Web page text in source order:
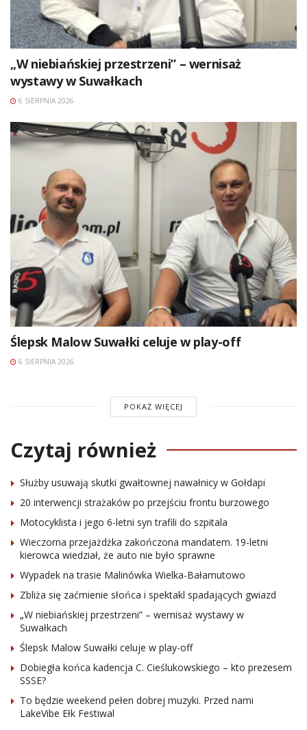
„W niebiańskiej przestrzeni” – wernisaż
wystawy w Suwałkach
6 SIERPNIA 2026
Ślepsk Malow Suwałki celuje w play-off
6 SIERPNIA 2026
POKAŻ WIĘCEJ
Czytaj również
Służby usuwają skutki gwałtownej nawałnicy w Gołdapi
20 interwencji strażaków po przejściu frontu burzowego
Motocyklista i jego 6-letni syn trafili do szpitala
Wieczorna przejażdżka zakończona mandatem. 19-letni
kierowca wiedział, że auto nie było sprawne
Wypadek na trasie Malinówka Wielka-Bałamutowo
Zbliża się zaćmienie słońca i spektakl spadających gwiazd
„W niebiańskiej przestrzeni” – wernisaż wystawy w
Suwałkach
Ślepsk Malow Suwałki celuje w play-off
Dobiegła końca kadencja C. Cieślukowskiego – kto prezesem
SSSE?
To będzie weekend pełen dobrej muzyki. Przed nami
LakeVibe Ełk Festiwal